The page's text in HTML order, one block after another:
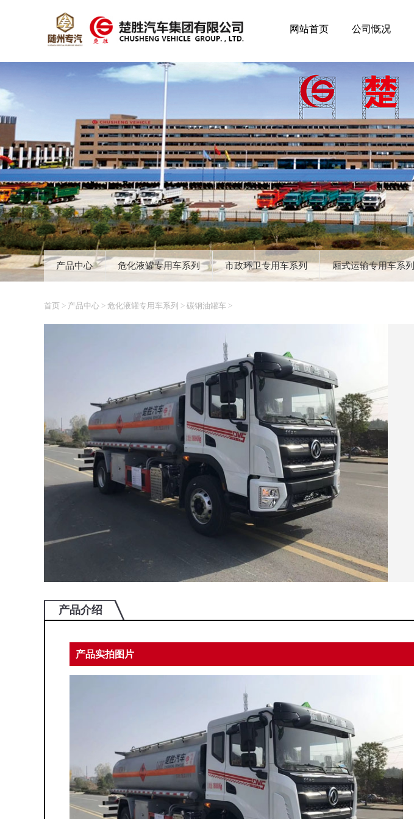
网站首页 公司慨况
产品中心 危化液罐专用车系列 市政环卫专用车系列 厢式运输专用车系列
首页 > 产品中心 > 危化液罐专用车系列 > 碳钢油罐车 >
产品介绍
产品实拍图片